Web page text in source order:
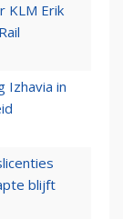
KLM Erik
Izhavia in
blijft